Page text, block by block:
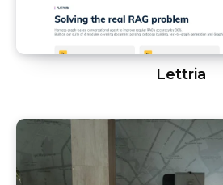
Lettria